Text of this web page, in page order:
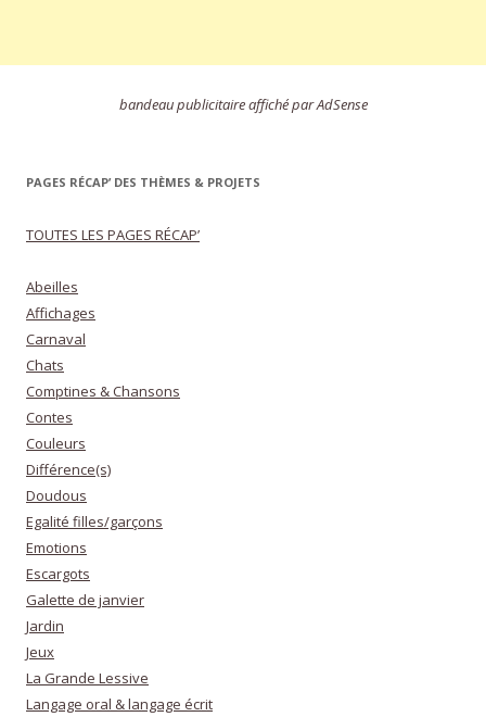
bandeau publicitaire affiché par AdSense
PAGES RÉCAP’ DES THÈMES & PROJETS
TOUTES LES PAGES RÉCAP’
Abeilles
Affichages
Carnaval
Chats
Comptines & Chansons
Contes
Couleurs
Différence(s)
Doudous
Egalité filles/garçons
Emotions
Escargots
Galette de janvier
Jardin
Jeux
La Grande Lessive
Langage oral & langage écrit